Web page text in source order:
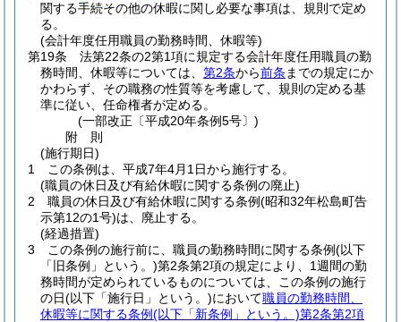
関する手続その他の休暇に関し必要な事項は、規則で定め
る。
(会計年度任用職員の勤務時間、休暇等)
第19条
法第22条の2第1項に規定する会計年度任用職員の勤
務時間、休暇等については、 第2条から前条 までの規定にか
かわらず、その職務の性質等を考慮して、規則の定める基
準に従い、任命権者が定める。
(一部改正〔平成20年条例5号〕)
附 則
(施行期日)
1
この条例は、平成7年4月1日から施行する。
(職員の休日及び有給休暇に関する条例の廃止)
2
職員の休日及び有給休暇に関する条例(昭和32年松島町告
示第12の1号)は、廃止する。
(経過措置)
3
この条例の施行前に、職員の勤務時間に関する条例(以下
「旧条例」という。)第2条第2項の規定により、1週間の勤
務時間が定められているものについては、この条例の施行
の日(以下「施行日」という。)において職員の勤務時間、
休暇等に関する条例(以下「新条例」という。)第2条第2項